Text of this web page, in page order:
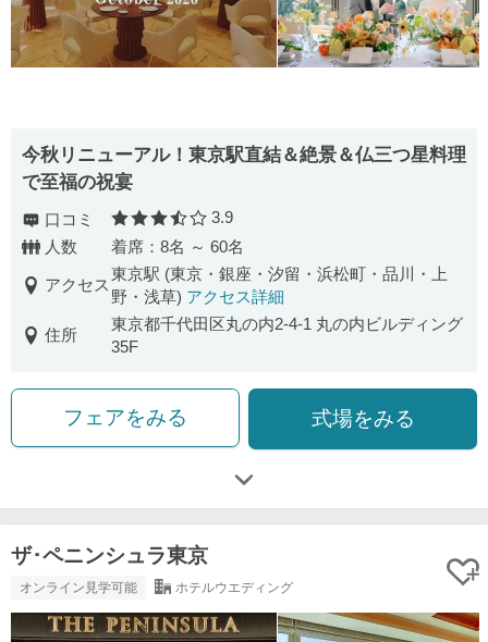
今秋リニューアル！東京駅直結＆絶景＆仏三つ星料理
で至福の祝宴
口コミ 口コミ評価
3.9
人数
着席：8名 ～ 60名
アクセス
東京駅 (東京・銀座・汐留・浜松町・品川・上
野・浅草) アクセス詳細
住所
東京都千代田区丸の内2-4-1 丸の内ビルディング
35F
フェアをみる 式場をみる
ザ･ペニンシュラ東京
オンライン見学可能 ホテルウエディング